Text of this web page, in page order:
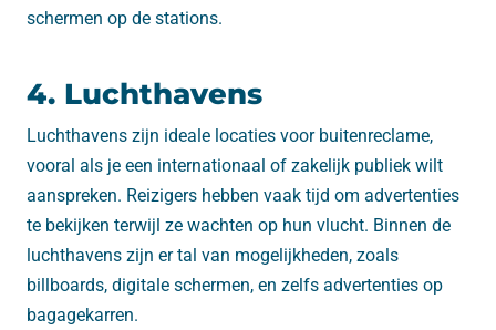
schermen op de stations.
4. Luchthavens
Luchthavens zijn ideale locaties voor buitenreclame,
vooral als je een internationaal of zakelijk publiek wilt
aanspreken. Reizigers hebben vaak tijd om advertenties
te bekijken terwijl ze wachten op hun vlucht. Binnen de
luchthavens zijn er tal van mogelijkheden, zoals
billboards, digitale schermen, en zelfs advertenties op
bagagekarren.